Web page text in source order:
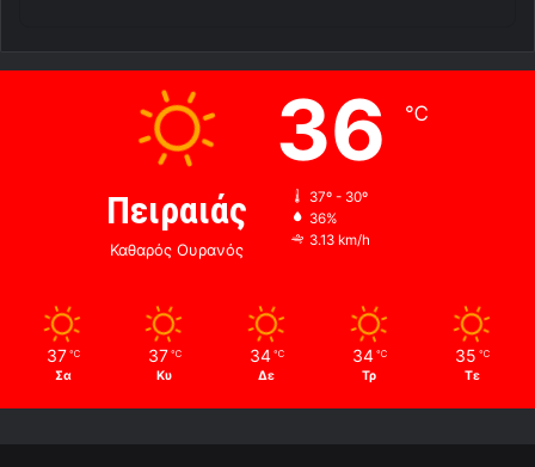
Πειραιάς
Καθαρός Ουρανός
36 ℃
37º - 30º
36%
3.13 km/h
37 ℃
Σα
37 ℃
Κυ
34 ℃
Δε
34 ℃
Τρ
35 ℃
Τε